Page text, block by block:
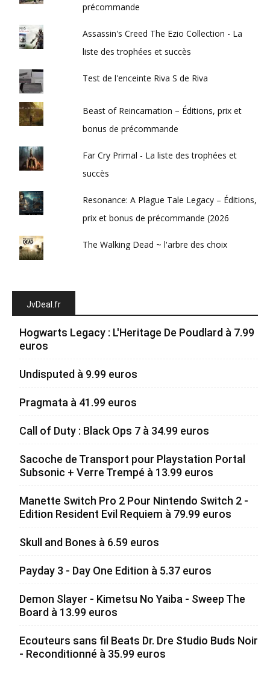
précommande
Assassin's Creed The Ezio Collection - La
liste des trophées et succès
Test de l'enceinte Riva S de Riva
Beast of Reincarnation – Éditions, prix et
bonus de précommande
Far Cry Primal - La liste des trophées et
succès
Resonance: A Plague Tale Legacy – Éditions,
prix et bonus de précommande (2026
The Walking Dead ~ l'arbre des choix
JvDeal.fr
Hogwarts Legacy : L'Heritage De Poudlard à 7.99
euros
Undisputed à 9.99 euros
Pragmata à 41.99 euros
Call of Duty : Black Ops 7 à 34.99 euros
Sacoche de Transport pour Playstation Portal
Subsonic + Verre Trempé à 13.99 euros
Manette Switch Pro 2 Pour Nintendo Switch 2 -
Edition Resident Evil Requiem à 79.99 euros
Skull and Bones à 6.59 euros
Payday 3 - Day One Edition à 5.37 euros
Demon Slayer - Kimetsu No Yaiba - Sweep The
Board à 13.99 euros
Ecouteurs sans fil Beats Dr. Dre Studio Buds Noir
- Reconditionné à 35.99 euros